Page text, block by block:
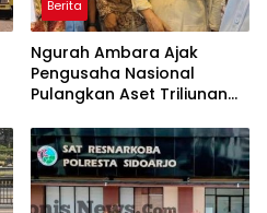
Berita
Ngurah Ambara Ajak
Pengusaha Nasional
Pulangkan Aset Triliunan
Investor Global